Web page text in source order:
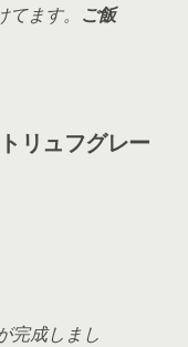
ます。
ご飯
リュフグレー
完成しまし